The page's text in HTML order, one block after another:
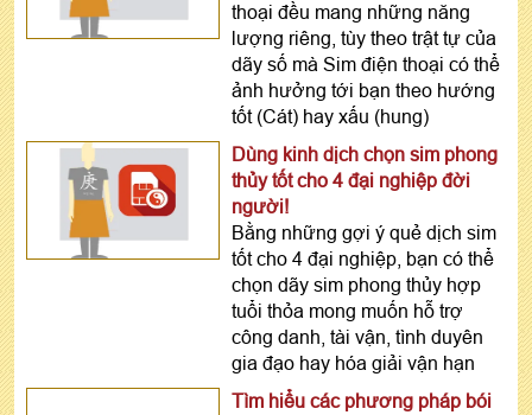
thoại đều mang những năng
lượng riêng, tùy theo trật tự của
dãy số mà Sim điện thoại có thể
ảnh hưởng tới bạn theo hướng
tốt (Cát) hay xấu (hung)
Dùng kinh dịch chọn sim phong
thủy tốt cho 4 đại nghiệp đời
người!
Bằng những gợi ý quẻ dịch sim
tốt cho 4 đại nghiệp, bạn có thể
chọn dãy sim phong thủy hợp
tuổi thỏa mong muốn hỗ trợ
công danh, tài vận, tình duyên
gia đạo hay hóa giải vận hạn
Tìm hiểu các phương pháp bói